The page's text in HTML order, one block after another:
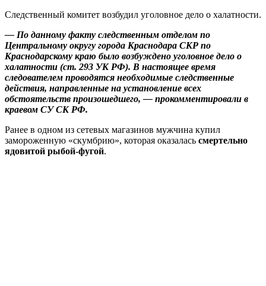
Следственный комитет возбудил уголовное дело о халатности.
— По данному факту следственным отделом по
Центральному округу города Краснодара СКР по
Краснодарскому краю было возбуждено уголовное дело о
халатности (ст. 293 УК РФ). В настоящее время
следователем проводятся необходимые следственные
действия, направленные на установление всех
обстоятельств произошедшего, — прокомментировали в
краевом СУ СК РФ.
Ранее в одном из сетевых магазинов мужчина купил
замороженную «скумбрию», которая оказалась смертельно
ядовитой рыбой-фугой.